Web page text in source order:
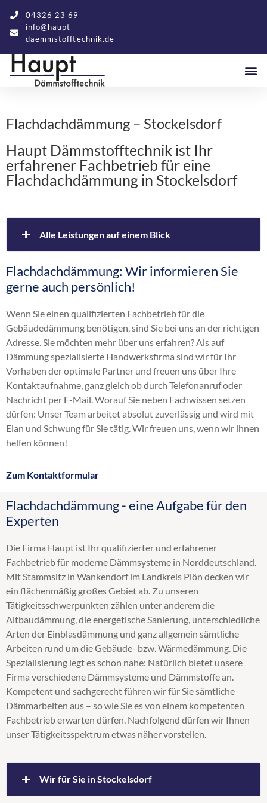
04326 23 69
info@haupt-
daemmstofftechnik.de
Flachdachdämmung – Stockelsdorf
Haupt Dämmstofftechnik ist Ihr
erfahrener Fachbetrieb für eine
Flachdachdämmung in Stockelsdorf
Flachdachdämmung - eine Aufgabe für den
Experten
Die Firma Haupt ist Ihr qualifizierter und erfahrener
Fachbetrieb für moderne Dämmsysteme in Norddeutschland.
Mit Stammsitz in Wankendorf im Landkreis Plön decken wir
ein flächenmäßig großes Gebiet ab. Zu unseren
Tätigkeitsschwerpunkten zählen unter anderem die
Altbaudämmung, die energetische Sanierung, unterschiedliche
Arten der Einblasdämmung und ganz allgemein sämtliche
Arbeiten rund um die Gebäude- bzw. Wärmedämmung. Die
Spezialisierung legt es schon nahe: Natürlich bietet unsere
Firma verschiedene Dämmsysteme und Dämmstoffe an.
Kompetent und sachgerecht führen wir für Sie sämtliche
Dämmarbeiten aus – so wie Sie es von einem kompetenten
Fachbetrieb erwarten dürfen. Nachfolgend dürfen wir Ihnen
unser Tätigkeitsspektrum etwas näher vorstellen.
Wir für Sie in Stockelsdorf
Alle Leistungen auf einem Blick
Altbaudämmung
Brandschutz Einblasdämmung
Dachdämmung
Dachschrägendämmung
Dämmung
Einblasdämmung
Einblasen
energetische Sanierung
Fußbodendämmung
Gebäudedämmung
Geschossdeckendämmung
HK 33
Hohlschichtisolierung
Kellerdeckendämmung
Kerndämmung
Steicozell
Supafil
Untersparrendämmung
Wärmedämmung
Zellulosedämmung
Flachdachdämmung: Wir informieren Sie
gerne auch persönlich!
Wenn Sie einen qualifizierten Fachbetrieb für die
Gebäudedämmung benötigen, sind Sie bei uns an der richtigen
Adresse. Sie möchten mehr über uns erfahren? Als auf
Dämmung spezialisierte Handwerksfirma sind wir für Ihr
Vorhaben der optimale Partner und freuen uns über Ihre
Kontaktaufnahme, ganz gleich ob durch Telefonanruf oder
Nachricht per E-Mail. Worauf Sie neben Fachwissen setzen
dürfen: Unser Team arbeitet absolut zuverlässig und wird mit
Elan und Schwung für Sie tätig. Wir freuen uns, wenn wir ihnen
helfen können!
Zum Kontaktformular